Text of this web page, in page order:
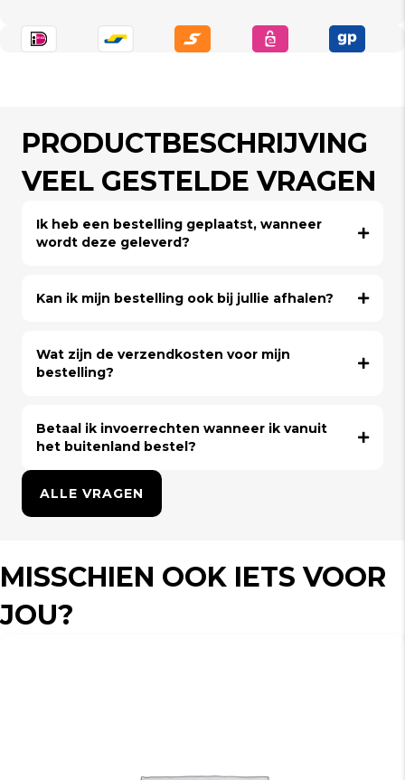
PRODUCTBESCHRIJVING
VEEL GESTELDE VRAGEN
Ik heb een bestelling geplaatst, wanneer
wordt deze geleverd?
Kan ik mijn bestelling ook bij jullie afhalen?
Wat zijn de verzendkosten voor mijn
bestelling?
Betaal ik invoerrechten wanneer ik vanuit
het buitenland bestel?
ALLE VRAGEN
MISSCHIEN OOK IETS VOOR
JOU?